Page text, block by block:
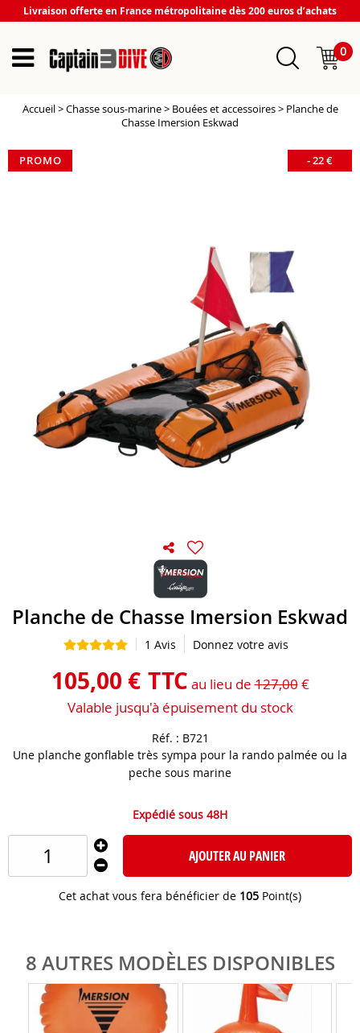
Livraison offerte en France métropolitaine dès 200 euros d’achats
0
Accueil >Chasse sous-marine > Bouées et accessoires > Planche de
Chasse Imersion Eskwad
PROMO -22€
Planche de Chasse Imersion Eskwad
1 Avis Donnez votre avis
105,00 € TTC au lieu de127,00€
Valable jusqu'à épuisement du stock
Réf. : B721
Une planche gonflable très sympa pour la rando palmée ou la
peche sous marine
Expédié sous 48H
AJOUTER AU PANIER
Cet achat vous fera bénéficier de 105 Point(s)
8 AUTRES MODÈLES DISPONIBLES